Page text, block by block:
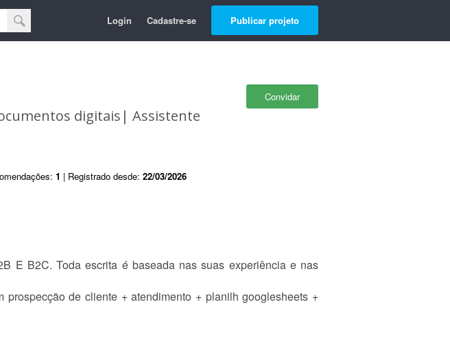
Login Cadastre-se Publicar projeto
Convidar
digitais| Assistente
1 | Registrado desde: 22/03/2026
E B2C. Toda escrita é baseada nas suas experiência e nas
de cliente + atendimento + planilh googlesheets +